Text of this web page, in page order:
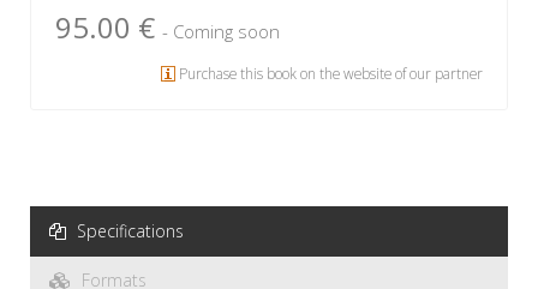
95.00 € - Coming soon
Purchase this book on the website of our partner
Specifications
Formats